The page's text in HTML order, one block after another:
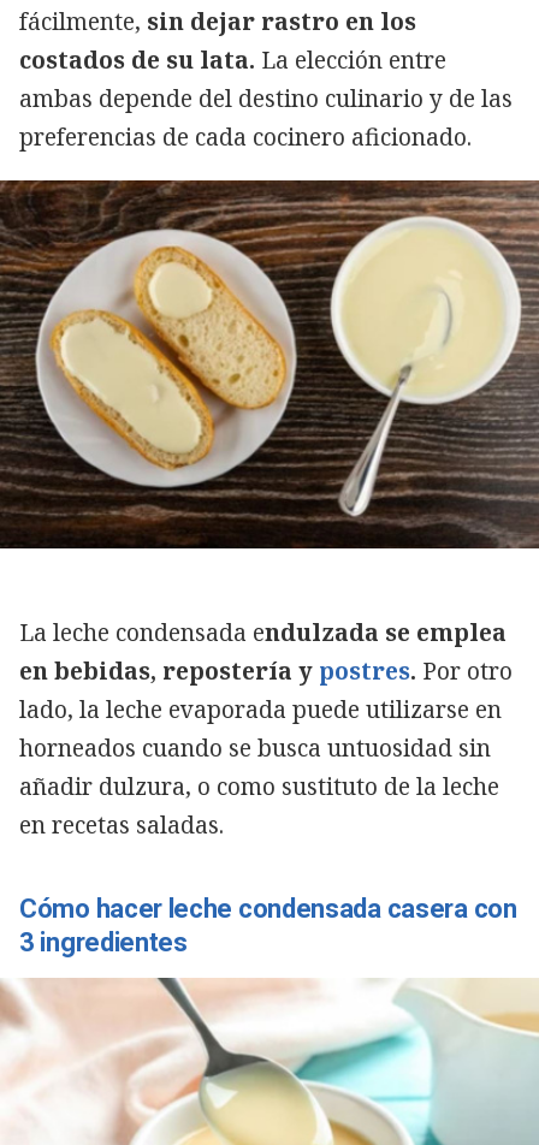
fácilmente, sin dejar rastro en los
costados de su lata. La elección entre
ambas depende del destino culinario y de las
preferencias de cada cocinero aficionado.
La leche condensada endulzada se emplea
en bebidas, repostería y postres. Por otro
lado, la leche evaporada puede utilizarse en
horneados cuando se busca untuosidad sin
añadir dulzura, o como sustituto de la leche
en recetas saladas.
Cómo hacer leche condensada casera con
3 ingredientes